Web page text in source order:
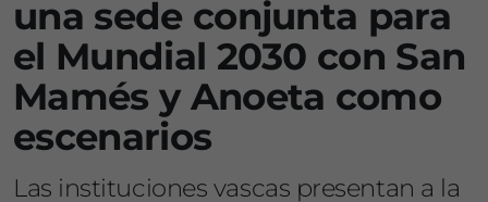
una sede conjunta para
el Mundial 2030 con San
Mamés y Anoeta como
escenarios
Las instituciones vascas presentan a la